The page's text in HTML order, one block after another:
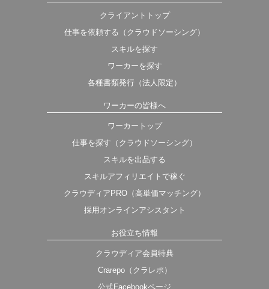
クライアントトップ
仕事を依頼する（クラウドソーシング）
スキルを探す
ワーカーを探す
各種書類発行（法人限定）
ワーカーの皆様へ
ワーカートップ
仕事を探す（クラウドソーシング）
スキルを出品する
スキルアフィリエイトで稼ぐ
クラウディアPRO（高単価マッチング）
採用オンラインアシスタント
お役立ち情報
クラウディア会員特典
Crarepo（クラレポ）
公式Facebookページ